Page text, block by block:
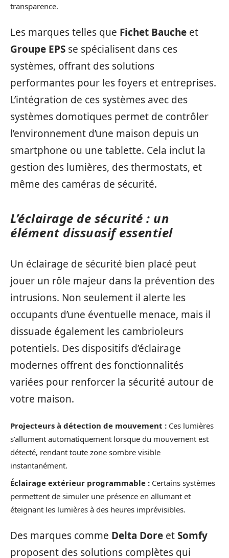
transparence.
Les marques telles que Fichet Bauche et
Groupe EPS se spécialisent dans ces
systèmes, offrant des solutions
performantes pour les foyers et entreprises.
L’intégration de ces systèmes avec des
systèmes domotiques permet de contrôler
l’environnement d’une maison depuis un
smartphone ou une tablette. Cela inclut la
gestion des lumières, des thermostats, et
même des caméras de sécurité.
L’éclairage de sécurité : un
élément dissuasif essentiel
Un éclairage de sécurité bien placé peut
jouer un rôle majeur dans la prévention des
intrusions. Non seulement il alerte les
occupants d’une éventuelle menace, mais il
dissuade également les cambrioleurs
potentiels. Des dispositifs d’éclairage
modernes offrent des fonctionnalités
variées pour renforcer la sécurité autour de
votre maison.
Projecteurs à détection de mouvement : Ces lumières
s’allument automatiquement lorsque du mouvement est
détecté, rendant toute zone sombre visible
instantanément.
Éclairage extérieur programmable : Certains systèmes
permettent de simuler une présence en allumant et
éteignant les lumières à des heures imprévisibles.
Des marques comme Delta Dore etSomfy
proposent des solutions complètes qui